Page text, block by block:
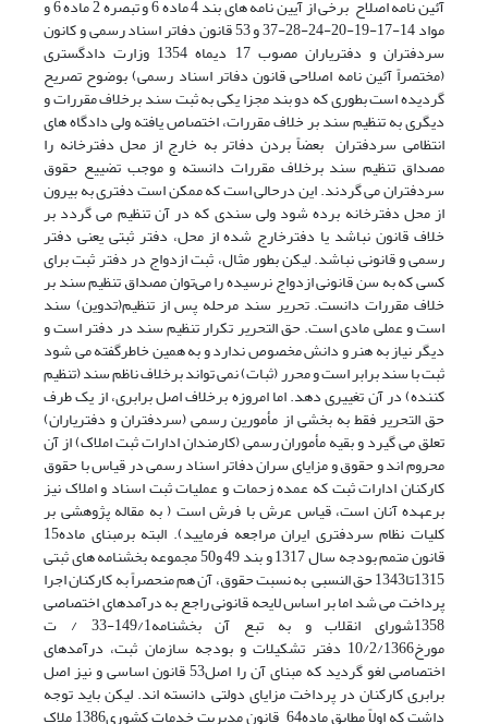
آئین نامه اصلاح برخی از آیین نامه های بند 4 ماده 6 و تبصره 2 ماده 6 و
مواد 14-17-19-20-24-28-37 و 53 قانون دفاتر اسناد رسمی و کانون
سردفتران و دفتریاران مصوب 17 دیماه 1354 وزارت دادگستری
(مختصراً آئین نامه اصلاحی قانون دفاتر اسناد رسمی) بوضوح تصریح
گردیده است بطوری که دو بند مجزا یکی به ثبت سند برخلاف مقررات و
دیگری به تنظیم سند بر خلاف مقررات، اختصاص یافته ولی دادگاه های
انتظامی سردفتران بعضاً بردن دفاتر به خارج از محل دفترخانه را
مصداق تنظیم سند برخلاف مقررات دانسته و موجب تضییع حقوق
سردفتران می گردند. این درحالی است که ممکن است دفتری به بیرون
از محل دفترخانه برده شود ولی سندی که در آن تنظیم می گردد بر
خلاف قانون نباشد یا دفترخارج شده از محل، دفتر ثبتی یعنی دفتر
رسمی و قانونی نباشد. لیکن بطور مثال، ثبت ازدواج در دفتر ثبت برای
کسی که به سن قانونی ازدواج نرسیده را می‌توان مصداق تنظیم سند بر
خلاف مقررات دانست. تحریر سند مرحله پس از تنظیم(تدوین) سند
است و عملی مادی است. حق التحریر تکرار تنظیم سند در دفتر است و
دیگر نیاز به هنر و دانش مخصوص ندارد و به همین خاطرگفته می شود
ثبت با سند برابر است و محرر (ثبات) نمی تواند برخلاف ناظم سند (تنظیم
کننده) در آن تغییری دهد. اما امروزه برخلاف اصل برابری، از یک طرف
حق التحریر فقط به بخشی از مأمورین رسمی (سردفتران و دفتریاران)
تعلق می گیرد و بقیه مأموران رسمی (کارمندان ادارات ثبت املاک) از آن
محروم اند و حقوق و مزایای سران دفاتر اسناد رسمی در قیاس با حقوق
کارکنان ادارات ثبت که عمده زحمات و عملیات ثبت اسناد و املاک نیز
برعهده آنان است، قیاس عرش با فرش است ( به مقاله پژوهشی بر
کلیات نظام سردفتری ایران مراجعه فرمایید). البته برمبنای ماده15
قانون متمم بودجه سال 1317 و بند 49 و50 مجموعه بخشنامه های ثبتی
1315تا1343 حق النسبی به نسبت حقوق، آن هم منحصراً به کارکنان اجرا
پرداخت می شد اما ‌بر اساس لایحه قانونی راجع به درآمدهای اختصاصی
1358شورای انقلاب و به تبع آن بخشنامه149/1-33 / ت
مورخ10/2/1366 دفتر تشکیلات و بودجه سازمان ثبت، درآمدهای
اختصاصی لغو گردید که مبنای آن را اصل53 قانون اساسی و نیز اصل
برابری کارکنان در پرداخت مزایای دولتی دانسته اند. لیکن باید توجه
داشت که اولاً مطابق ماده64 قانون مدیریت خدمات کشوری1386 ملاک